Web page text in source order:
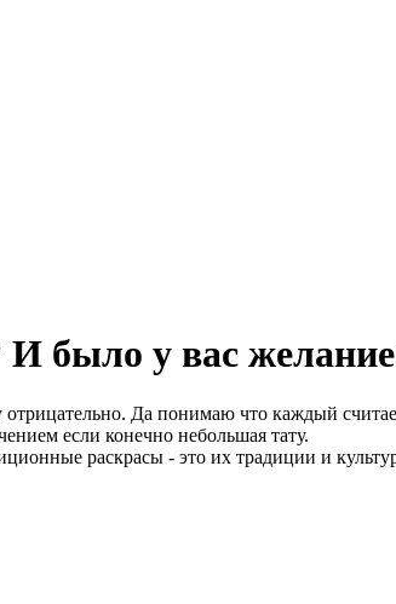
И было у вас
Да понимаю что каждый
если конечно небольшая тату.
раскрасы - это их традиции и